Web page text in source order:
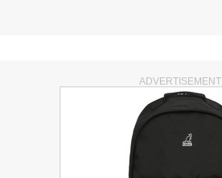
ADVERTISEMENT